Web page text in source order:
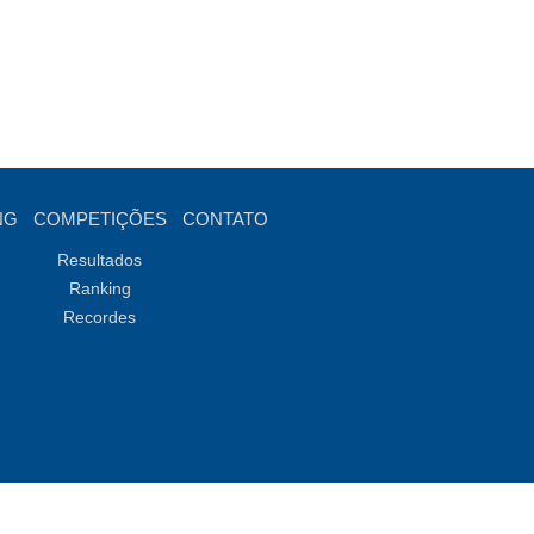
COMPETIÇÕES
Resultados
Ranking
Recordes
CONTATO